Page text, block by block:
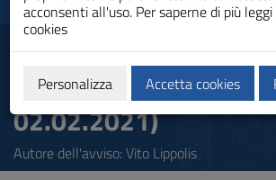
Vai
al
navigazione
del
sito
Vai
navigation
AVVISO PER GLI
CCL BIOLOGIA
02.02.2021)
Autore dell'avviso: Vito Lippolis
acconsenti all'uso. Per saperne di più leggi
cookies
Personalizza Accetta cookies